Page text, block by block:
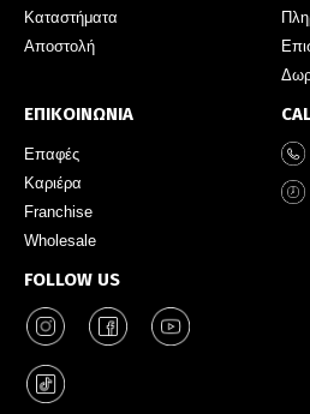
Καταστήματα
Αποστολή
ΕΠΙΚΟΙΝΩΝΙΑ
Επαφές
Καριέρα
Franchise
Wholesale
FOLLOW US